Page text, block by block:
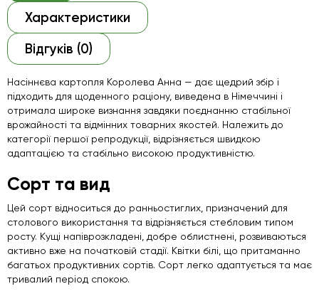
Характеристики
Відгуків (0)
Насіннєва картопля Королева Анна — дає щедрий збір і
підходить для щоденного раціону, виведена в Німеччині і
отримала широке визнання завдяки поєднанню стабільної
врожайності та відмінних товарних якостей. Належить до
категорії першої репродукції, відрізняється швидкою
адаптацією та стабільно високою продуктивністю.
Сорт та вид
Цей сорт відноситься до ранньостиглих, призначений для
столового використання та відрізняється стебловим типом
росту. Кущі напіврозкладені, добре облистнені, розвиваються
активно вже на початковій стадії. Квітки білі, що притаманно
багатьох продуктивних сортів. Сорт легко адаптується та має
тривалий період спокою.